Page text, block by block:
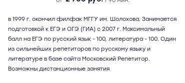
в 1999 г. окончил филфак МГГУ им. Шолохова. Занимается
подготовкой к ЕГЭ и ОГЭ (ГИА) с 2007 г. Максимальный
балл на ЕГЭ по русский язык - 100, литература - 100. Один
из сильнейших репетиторов по русскому языку и
литературе в базе сайта Московский Репетитор.
Возможны дистанционные занятия